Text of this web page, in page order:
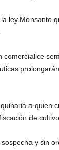
ley Monsanto
a quien
de
y sin